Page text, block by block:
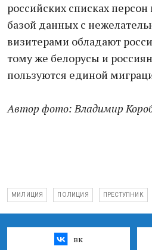
российских списках персон
базой данных с
визитерами обладают
тому же белорусы и
пользуются единой
Автор фото: Владимир
МИЛИЦИЯ ПОЛИЦИЯ ПРЕСТУПНИК
вк